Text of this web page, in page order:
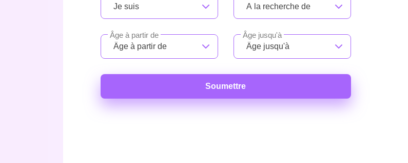
Âge à partir de Âge jusqu'à